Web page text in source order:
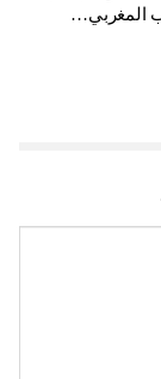
المغربي…